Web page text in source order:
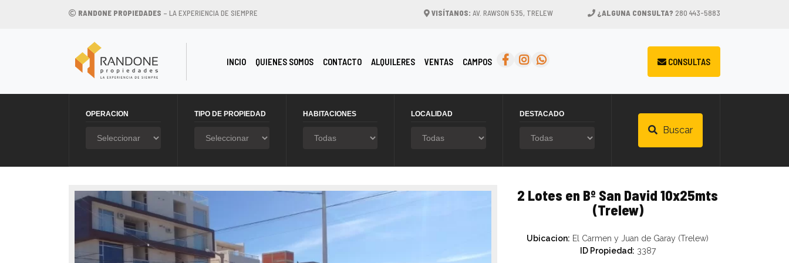
RANDONE PROPIEDADES – LA EXPERIENCIA DE SIEMPRE VISÍTANOS: AV. RAWSON 535, TRELEW ¿ALGUNA CONSULTA? 280 443-5883
INCIO(CURRENT)
QUIENES SOMOS CONTACTO ALQUILERES VENTAS CAMPOS CONSULTAS
OPERACION TIPO DE PROPIEDAD HABITACIONES LOCALIDAD DESTACADO
Buscar
2 Lotes en Bº San David 10x25mts
(Trelew)
Ubicacion: El Carmen y Juan de Garay (Trelew)
ID Propiedad: 3387